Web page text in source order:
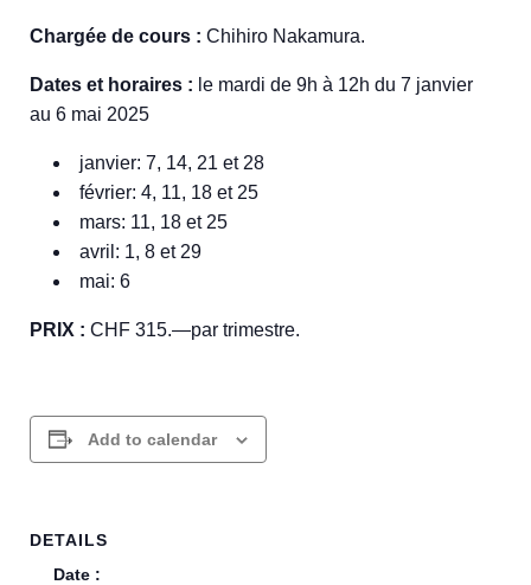
Chargée de cours : Chihiro Nakamura.
Dates et horaires : le mardi de 9h à 12h du 7 janvier
au 6 mai 2025
janvier: 7, 14, 21 et 28
février: 4, 11, 18 et 25
mars: 11, 18 et 25
avril: 1, 8 et 29
mai: 6
PRIX : CHF 315.—par trimestre.
Add to calendar
DETAILS
Date :